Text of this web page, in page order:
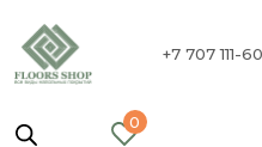
+7 707 111-
0